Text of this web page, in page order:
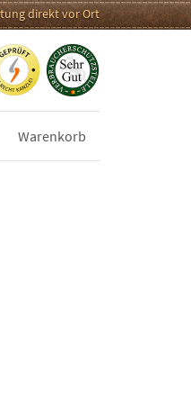
direkt vor Ort
Warenkorb